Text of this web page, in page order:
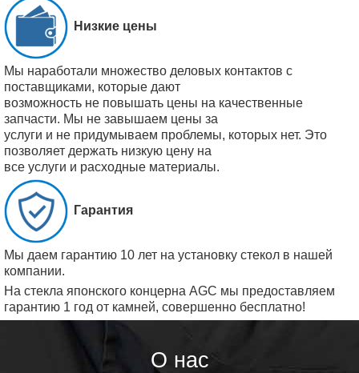
Низкие цены
Мы наработали множество деловых контактов с
поставщиками, которые дают
возможность не повышать цены на качественные
запчасти. Мы не завышаем цены за
услуги и не придумываем проблемы, которых нет. Это
позволяет держать низкую цену на
все услуги и расходные материалы.
Гарантия
Мы даем гарантию 10 лет на установку стекол в нашей
компании.
На стекла японского концерна AGC мы предоставляем
гарантию 1 год от камней, совершенно бесплатно!
О нас